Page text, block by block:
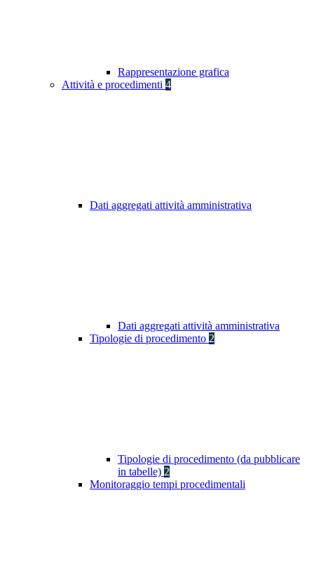
Rappresentazione grafica
Attività e procedimenti 4
Dati aggregati attività amministrativa
Dati aggregati attività amministrativa
Tipologie di procedimento 2
Tipologie di procedimento (da pubblicare
in tabelle) 2
Monitoraggio tempi procedimentali